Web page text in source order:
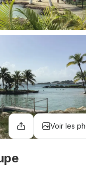
Voir les